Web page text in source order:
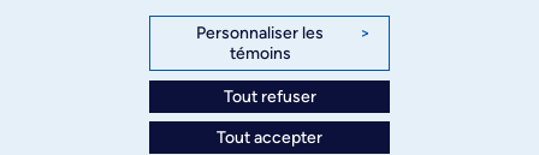
des relations publiques
3744, rue Jean-Brillant, bureau 490
Montréal (Québec) H3T 1P1
Personnaliser les
témoins
>
Tout refuser
Tout accepter